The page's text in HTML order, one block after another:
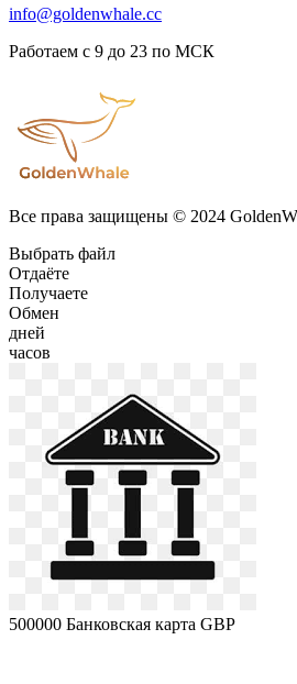
info@goldenwhale.cc
Работаем с 9 до 23 по МСК
Все права защищены © 2024
Выбрать файл
Отдаёте
Получаете
Обмен
дней
часов
500000 Банковская карта GBP